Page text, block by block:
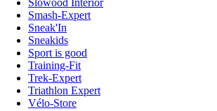
Slowood Interior
Smash-Expert
Sneak'In
Sneakids
Sport is good
Training-Fit
Trek-Expert
Triathlon Expert
Vélo-Store